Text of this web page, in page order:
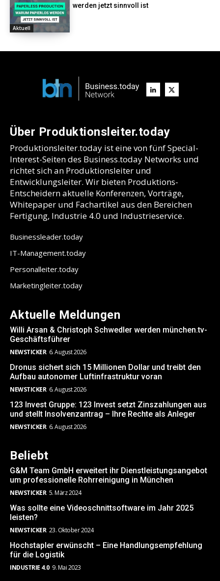
Aktuell
werden jetzt sinnvoll ist
Über Produktionsleiter.today
Produktionsleiter.today ist eine von fünf Special-
Interest-Seiten des Business.today Networks und
richtet sich an Produktionsleiter und
Entwicklungsleiter. Wir bieten Produktions-
Entscheidern aktuelle Konferenzen, Vorträge,
Whitepaper und Fachartikel aus den Bereichen
Fertigung, Industrie 4.0 und Industrieservice.
Businessleader.today
IT-Management.today
Personalleiter.today
Marketingleiter.today
Aktuelle Meldungen
Willi Arsan & Christoph Schwedler werden münchen.tv-
Geschäftsführer
NEWSTICKER 6. August 2026
Dronus sichert sich 15 Millionen Dollar und treibt den
Aufbau autonomer Luftinfrastruktur voran
NEWSTICKER 6. August 2026
123 Invest Gruppe: 123 Invest setzt Zinszahlungen aus
und stellt Insolvenzantrag – Ihre Rechte als Anleger
NEWSTICKER 6. August 2026
Beliebt
G&M Team GmbH erweitert ihr Dienstleistungsangebot
um professionelle Rohrreinigung in München
NEWSTICKER 5. März 2024
Was sollte eine Videoschnittsoftware im Jahr 2025
leisten?
NEWSTICKER 23. Oktober 2024
Hochstapler erwünscht – Eine Handlungsempfehlung
für die Logistik
INDUSTRIE 4.0 9. Mai 2023